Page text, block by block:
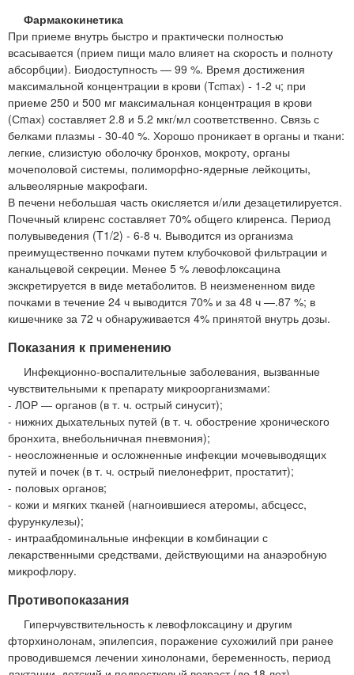
Фармакокинетика
При приеме внутрь быстро и практически полностью
всасывается (прием пищи мало влияет на скорость и полноту
абсорбции). Биодоступность — 99 %. Время достижения
максимальной концентрации в крови (Тсmах) - 1-2 ч; при
приеме 250 и 500 мг максимальная концентрация в крови
(Сmах) составляет 2.8 и 5.2 мкг/мл соответственно. Связь с
белками плазмы - 30-40 %. Хорошо проникает в органы и ткани:
легкие, слизистую оболочку бронхов, мокроту, органы
мочеполовой системы, полиморфно-ядерные лейкоциты,
альвеолярные макрофаги.
В печени небольшая часть окисляется и/или дезацетилируется.
Почечный клиренс составляет 70% общего клиренса. Период
полувыведения (T1/2) - 6-8 ч. Выводится из организма
преимущественно почками путем клубочковой фильтрации и
канальцевой секреции. Менее 5 % левофлоксацина
экскретируется в виде метаболитов. В неизмененном виде
почками в течение 24 ч выводится 70% и за 48 ч —.87 %; в
кишечнике за 72 ч обнаруживается 4% принятой внутрь дозы.
Показания к применению
Инфекционно-воспалительные заболевания, вызванные
чувствительными к препарату микроорганизмами:
- ЛОР — органов (в т. ч. острый синусит);
- нижних дыхательных путей (в т. ч. обострение хронического
бронхита, внебольничная пневмония);
- неосложненные и осложненные инфекции мочевыводящих
путей и почек (в т. ч. острый пиелонефрит, простатит);
- половых органов;
- кожи и мягких тканей (нагноившиеся атеромы, абсцесс,
фурункулезы);
- интраабдоминальные инфекции в комбинации с
лекарственными средствами, действующими на анаэробную
микрофлору.
Противопоказания
Гиперчувствительность к левофлоксацину и другим
фторхинолонам, эпилепсия, поражение сухожилий при ранее
проводившемся лечении хинолонами, беременность, период